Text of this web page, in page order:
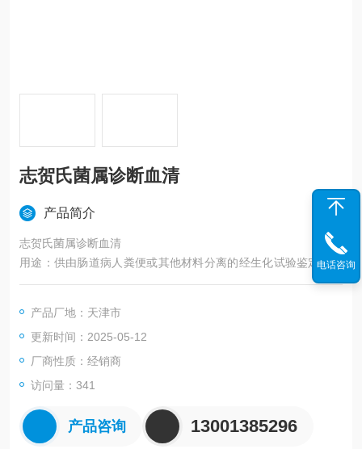
志贺氏菌属诊断血清
产品简介
志贺氏菌属诊断血清
用途：供由肠道病人粪便或其他材料分离的经生化试验鉴定疑似
志贺氏菌的菌株诊断用，适用于各型志贺氏菌。
产品有效期：24个月。
产品厂地：天津市
更新时间：2025-05-12
厂商性质：经销商
访问量：341
产品咨询 13001385296
电话咨询